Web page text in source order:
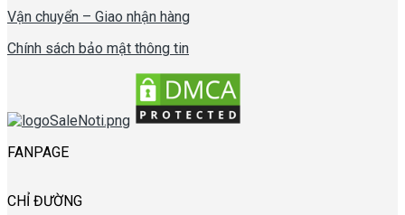
Vận chuyển – Giao nhận hàng
Chính sách bảo mật thông tin
FANPAGE
CHỈ ĐƯỜNG